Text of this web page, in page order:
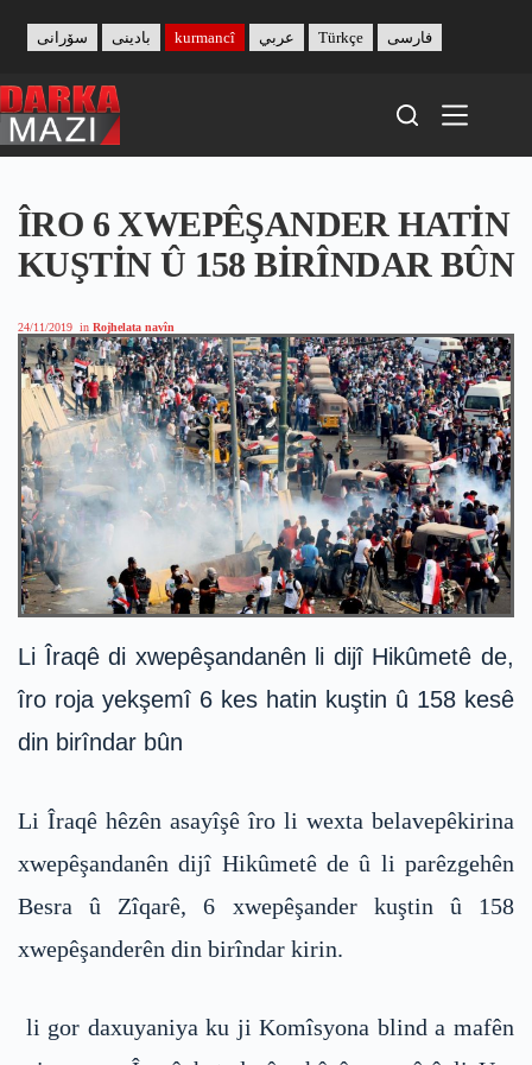
content
بادینی سۆرانی kurmancî عربي Türkçe فارسی
ÎRO 6 XWEPÊŞANDER HATİN
KUŞTİN Û 158 BİRÎNDAR BÛN
24/11/2019 in Rojhelata navîn
Li Îraqê di xwepêşandanên li dijî Hikûmetê de,
îro roja yekşemî 6 kes hatin kuştin û 158 kesê
din birîndar bûn
Li Îraqê hêzên asayîşê îro li wexta belavepêkirina
xwepêşandanên dijî Hikûmetê de û li parêzgehên
Besra û Zîqarê, 6 xwepêşander kuştin û 158
xwepêşanderên din birîndar kirin.
li gor daxuyaniya ku ji Komîsyona blind a mafên